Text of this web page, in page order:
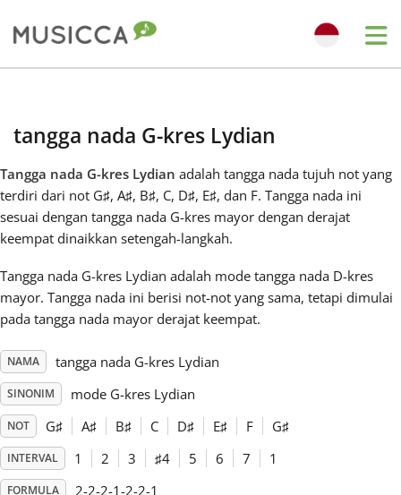
Български
English
Français
tangga nada G-kres Lydian
Tangga nada G-kres Lydian adalah tangga nada tujuh not yang
terdiri dari not G♯, A♯, B♯, C, D♯, E♯, dan F. Tangga nada ini
sesuai dengan tangga nada G-kres mayor dengan derajat
keempat dinaikkan setengah-langkah.
Tangga nada G-kres Lydian adalah mode tangga nada D-kres
mayor. Tangga nada ini berisi not-not yang sama, tetapi dimulai
pada tangga nada mayor derajat keempat.
NAMA tangga nada G-kres Lydian
SINONIM mode G-kres Lydian
NOT G♯ A♯ B♯ C D♯ E♯ F G♯
INTERVAL 1 2 3 ♯4 5 6 7 1
FORMULA 2-2-2-1-2-2-1